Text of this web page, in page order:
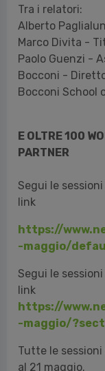
Tra i relatori:
Alberto
Marco Divita -
Paolo Guenzi -
Bocconi -
Bocconi School
E OLTRE 100
PARTNER
Segui le
link
https://
-maggio/
Segui le
link
https://
-maggio/
Tutte le
al 21 maggio.